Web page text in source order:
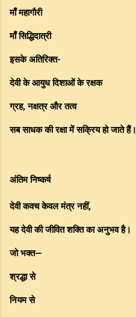
माँ महागौरी
माँ सिद्धिदात्री
इसके अतिरिक्त-
देवी के आयुध दिशाओं के रक्षक
ग्रह, नक्षत्र और तत्व
सब साधक की रक्षा में सक्रिय हो जाते हैं।
अंतिम निष्कर्ष
देवी कवच केवल मंत्र नहीं,
यह देवी की जीवित शक्ति का अनुभव है।
जो भक्त—
श्रद्धा से
नियम से